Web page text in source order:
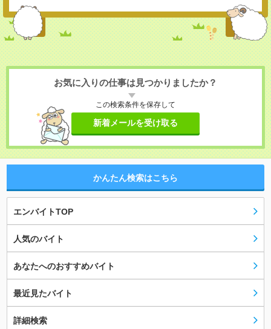
お気に入りの仕事は見つかりましたか？
この検索条件を保存して
新着メールを受け取る
かんたん検索はこちら
エンバイトTOP
人気のバイト
あなたへのおすすめバイト
最近見たバイト
詳細検索